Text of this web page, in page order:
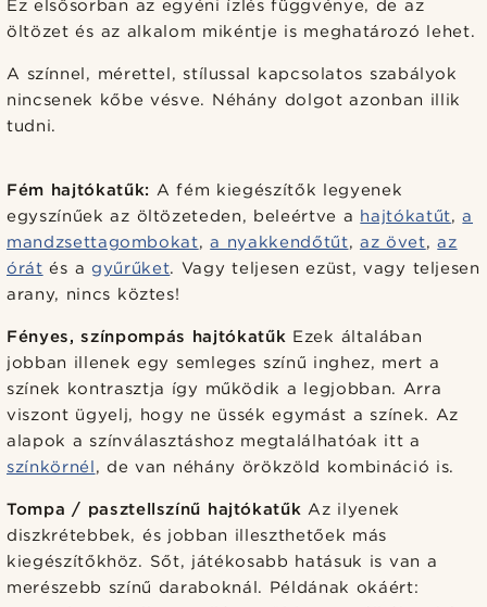
Ez elsősorban az egyéni ízlés függvénye, de az
öltözet és az alkalom mikéntje is meghatározó lehet.
A színnel, mérettel, stílussal kapcsolatos szabályok
nincsenek kőbe vésve. Néhány dolgot azonban illik
tudni.
Fém hajtókatűk: A fém kiegészítők legyenek
egyszínűek az öltözeteden, beleértve a hajtókatűt,a
mandzsettagombokat,a nyakkendőtűt,az övet,az
órát és agyűrűket. Vagy teljesen ezüst, vagy teljesen
arany, nincs köztes!
Fényes, színpompás hajtókatűk Ezek általában
jobban illenek egy semleges színű inghez, mert a
színek kontrasztja így működik a legjobban. Arra
viszont ügyelj, hogy ne üssék egymást a színek. Az
alapok a színválasztáshoz megtalálhatóak itt a
színkörnél , de van néhány örökzöld kombináció is.
Tompa / pasztellszínű hajtókatűk Az ilyenek
diszkrétebbek, és jobban illeszthetőek más
kiegészítőkhöz. Sőt, játékosabb hatásuk is van a
merészebb színű daraboknál. Példának okáért: